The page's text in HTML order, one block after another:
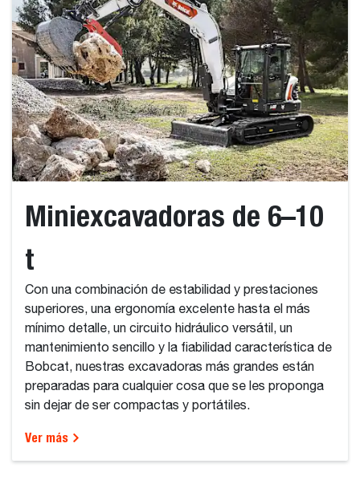
Miniexcavadoras de 6–10
t
Con una combinación de estabilidad y prestaciones
superiores, una ergonomía excelente hasta el más
mínimo detalle, un circuito hidráulico versátil, un
mantenimiento sencillo y la fiabilidad característica de
Bobcat, nuestras excavadoras más grandes están
preparadas para cualquier cosa que se les proponga
sin dejar de ser compactas y portátiles.
Ver más